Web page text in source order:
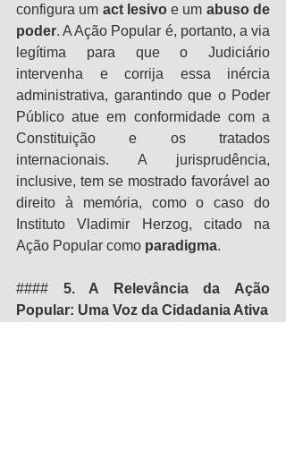
configura um act lesivo e um abuso de
poder. A Ação Popular é, portanto, a via
legítima para que o Judiciário
intervenha e corrija essa inércia
administrativa, garantindo que o Poder
Público atue em conformidade com a
Constituição e os tratados
internacionais. A jurisprudência,
inclusive, tem se mostrado favorável ao
direito à memória, como o caso do
Instituto Vladimir Herzog, citado na
Ação Popular como paradigma.
#### 5. A Relevância da Ação
Popular: Uma Voz da Cidadania Ativa